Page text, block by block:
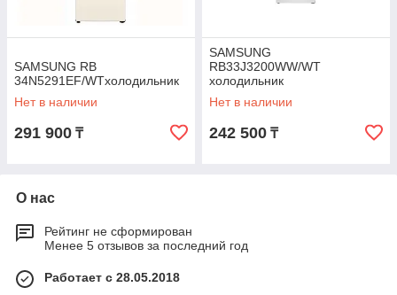
SAMSUNG RB
34N5291EF/WTхолодильник
Нет в наличии
291 900 ₸
SAMSUNG
RB33J3200WW/WT
холодильник
Нет в наличии
242 500 ₸
О нас
Рейтинг не сформирован
Менее 5 отзывов за последний год
Работает с 28.05.2018